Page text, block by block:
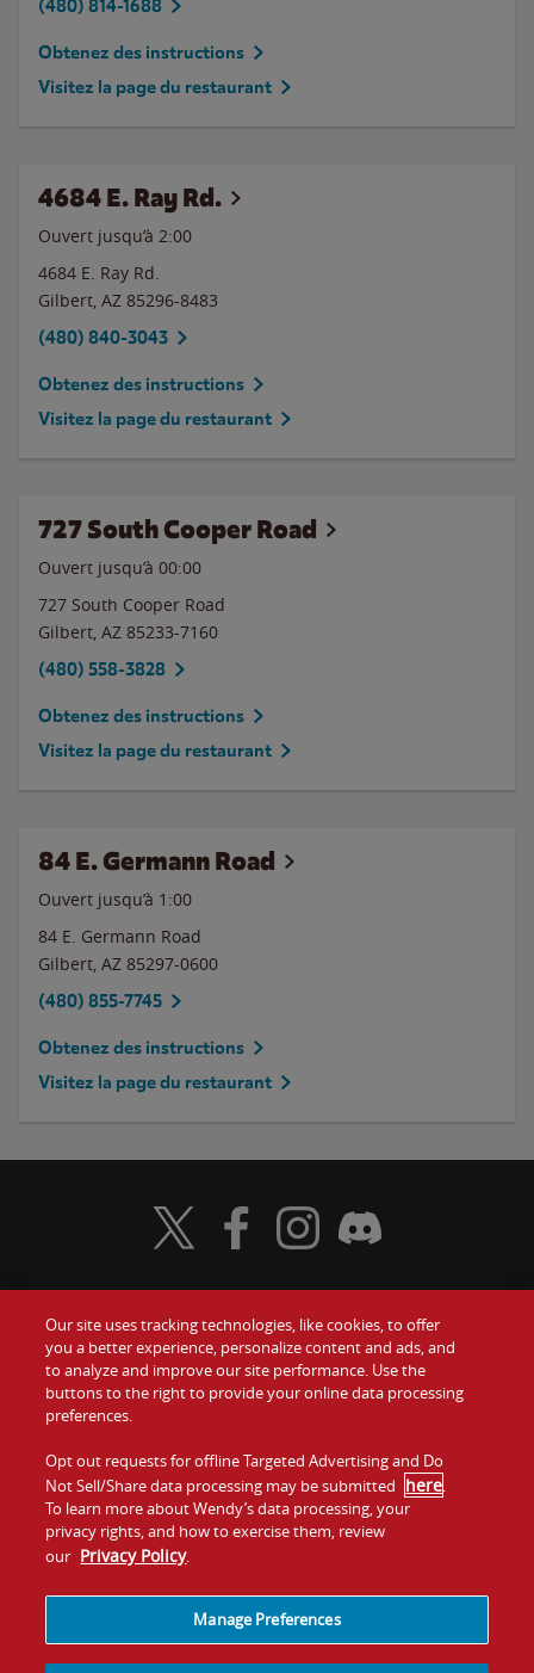
(480) 814-1688
Obtenez des instructions
Visitez la page du restaurant
4684 E. Ray Rd.
Ouvert jusqu’à 2:00
4684 E. Ray Rd.
Gilbert, AZ 85296-8483
(480) 840-3043
Obtenez des instructions
Visitez la page du restaurant
727 South Cooper Road
Ouvert jusqu’à 00:00
727 South Cooper Road
Gilbert, AZ 85233-7160
(480) 558-3828
Obtenez des instructions
Visitez la page du restaurant
84 E. Germann Road
Ouvert jusqu’à 1:00
84 E. Germann Road
Gilbert, AZ 85297-0600
(480) 855-7745
Obtenez des instructions
Visitez la page du restaurant
Food
Values
Company
Jobs
Communiquez avec nous
Franchise
Visit Wendy's Twitter
Visit Wendy's Facebook
Visit Wendy's Instagram
Visit Wendy's Discord
Our site uses tracking technologies, like cookies, to offer
you a better experience, personalize content and ads, and
to analyze and improve our site performance. Use the
buttons to the right to provide your online data processing
preferences.
Opt out requests for offline Targeted Advertising and Do
Not Sell/Share data processing may be submitted here.
To learn more about Wendy’s data processing, your
privacy rights, and how to exercise them, review
our Privacy Policy.
Manage Preferences